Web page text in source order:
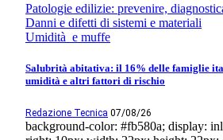
Patologie edilizie: prevenire,
Danni e difetti di sistemi e materiali
Umidità e muffe
Salubrità abitativa: il 16% delle famiglie
umidità e altri fattori di rischio
Redazione Tecnica 07/08/26
background-color: #fb580a; display: